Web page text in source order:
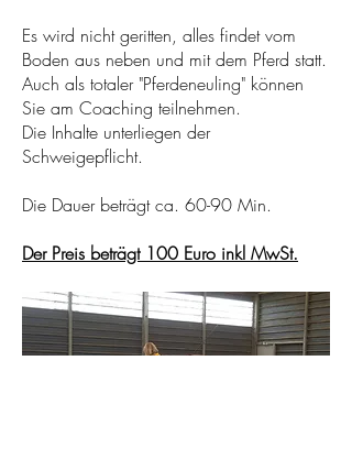
Es wird nicht geritten, alles findet vom
Boden aus neben und mit dem Pferd statt.
Auch als totaler "Pferdeneuling" können
Sie am Coaching teilnehmen.
Die Inhalte unterliegen der
Schweigepflicht.
Die Dauer beträgt ca. 60-90 Min.
Der Preis beträgt 100 Euro inkl MwSt.